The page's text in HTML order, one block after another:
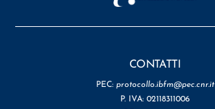
CONTATTI
PEC: protocollo.ibfm@pec.cnr.it
P. IVA: 02118311006